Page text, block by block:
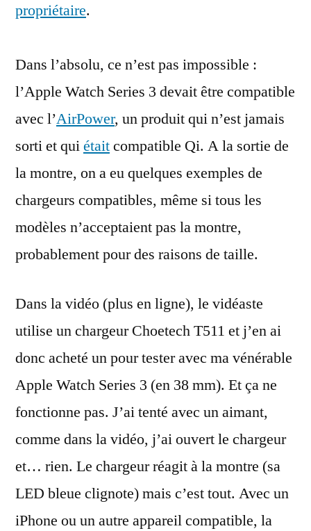
propriétaire.
Dans l’absolu, ce n’est pas impossible :
l’Apple Watch Series 3 devait être compatible
avec l’AirPower, un produit qui n’est jamais
sorti et quiétaitcompatible Qi. A la sortie de
la montre, on a eu quelques exemples de
chargeurs compatibles, même si tous les
modèles n’acceptaient pas la montre,
probablement pour des raisons de taille.
Dans la vidéo (plus en ligne), le vidéaste
utilise un chargeur Choetech T511 et j’en ai
donc acheté un pour tester avec ma vénérable
Apple Watch Series 3 (en 38 mm). Et ça ne
fonctionne pas. J’ai tenté avec un aimant,
comme dans la vidéo, j’ai ouvert le chargeur
et… rien. Le chargeur réagit à la montre (sa
LED bleue clignote) mais c’est tout. Avec un
iPhone ou un autre appareil compatible, la